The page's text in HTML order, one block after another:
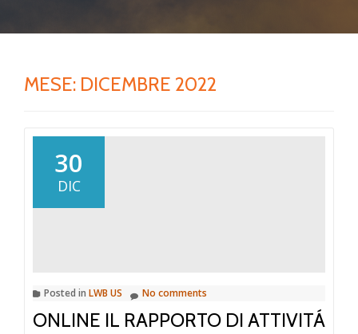
MESE: DICEMBRE 2022
30
DIC
Posted in LWB US No comments
ONLINE IL RAPPORTO DI ATTIVITÁ